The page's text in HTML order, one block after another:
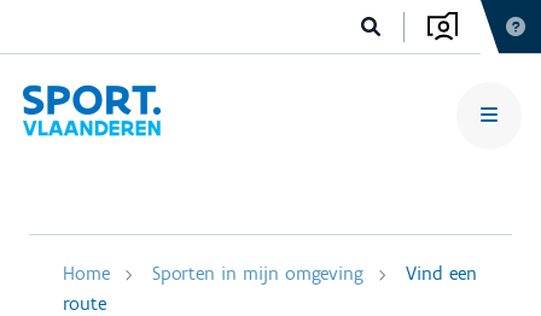
Home Sporten in mijn omgeving
Vind een
route